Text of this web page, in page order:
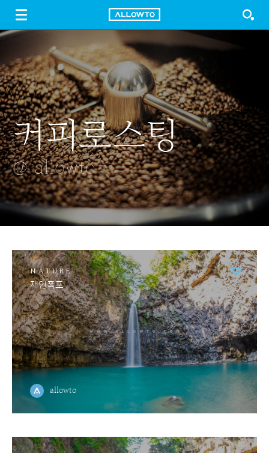
FREE DOWNLOAD GUIDE LOGIN
커피로스팅
@ allowto
전신주
@ allowto
사진찍는 소녀
@ allowto
폭죽
@ allowto
파란물결
@ allowto
NATURE
재인폭포
allowto